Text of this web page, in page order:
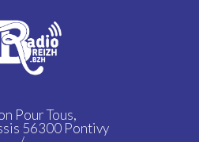
Pour Tous,
56300 Pontivy